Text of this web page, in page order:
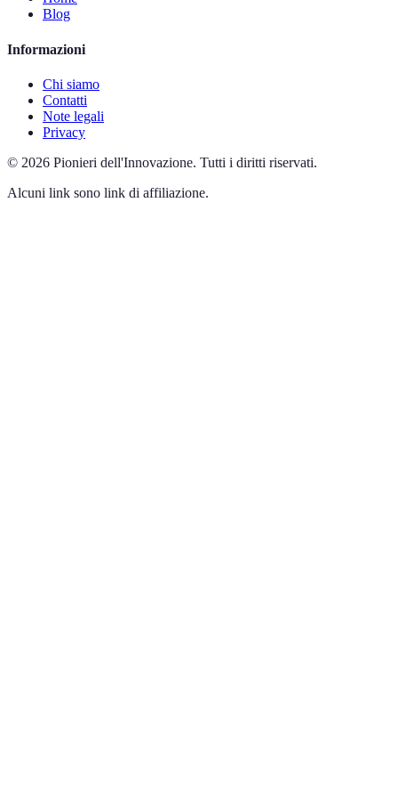
Blog
Informazioni
Chi siamo
Contatti
Note legali
Privacy
© 2026 Pionieri dell'Innovazione. Tutti i diritti riservati.
Alcuni link sono link di affiliazione.